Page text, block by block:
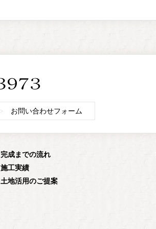
お問い合わせフォーム
完成までの流れ
施工実績
土地活用のご提案